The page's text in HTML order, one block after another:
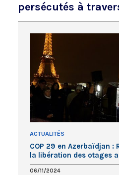
persécutés à
ACTUALITÉS
COP 29 en Azerbaïdjan :
la libération des otages
06/11/2024